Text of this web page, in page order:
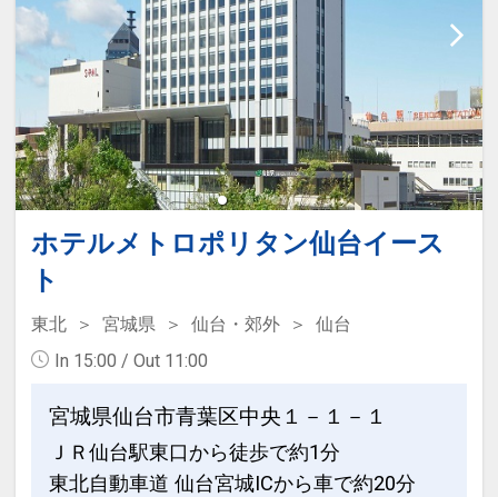
■プラン詳細■
食事なしプラン
設定期間：2023年4月17日～2027年6月
30日
インターネットコース番号：DP-2-
200000024388
ホテルメトロポリタン仙台イース
ト
東北 宮城県 仙台・郊外
仙台
In 15:00 / Out 11:00
宮城県仙台市青葉区中央１－１－１
ＪＲ仙台駅東口から徒歩で約1分
東北自動車道 仙台宮城ICから車で約20分